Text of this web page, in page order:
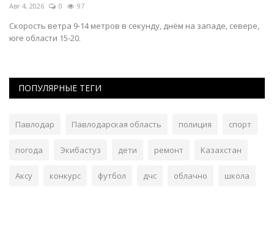
Авг 4, 2026 0 97
Скорость ветра 9-14 метров в секунду, днём на западе, севере,
юге области 15-20.
ПОПУЛЯРНЫЕ ТЕГИ
Павлодар Павлодарская область полиция спорт
погода Экибастуз дети ремонт Казахстан
Аксу конкурс футбол дчс облачно школа